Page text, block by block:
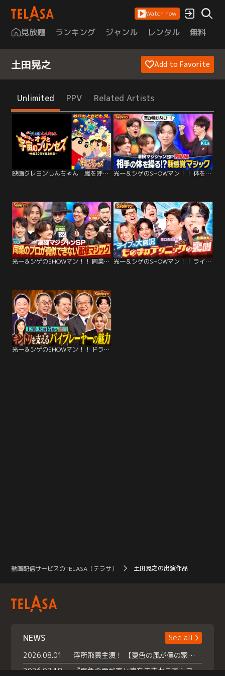
Watch now
見放題 ランキング ジャンル レンタル 無料
土田晃之 Add to Favorite
Unlimited PPV Related Artists
映画クレヨンしんちゃん 嵐を呼ぶ！オラと宇宙のプリンセス 光一＆シゲのSHOWマン！！ 体を操る新感覚マジック！凄腕マジシャンSP 完結編
光一＆シゲのSHOWマン！！ 同業のプロが真似できない！凄腕マジシャンSP 光一＆シゲのSHOWマン！！ ライブが大盛況！ものまねテクニック裏ワザ
光一＆シゲのSHOWマン！！ ドラマに欠かせない「バイプレーヤー」！俳優・天海祐希が語る豪華俳優陣の魅力とは！？
動画配信サービスのTELASA（テラサ） 土田晃之の出演作品
NEWS
See all
2026.08.01
浮所飛貴主演！ 【夏色の風が僕の家にやってきた】 本日よりテラサで独占配信スタート！
2026.07.18
『夏色の雲が恋と嵐をまきおこす』スペシャルメイキング 【Part1】2026年７月18日（土）23時30分～配信スタート！話題のシーンの裏側を大公開！豪華キャスト大集合！ 『武宮家 真夏の家族会議』開催！